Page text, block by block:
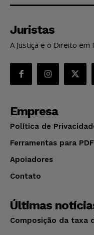
Juristas
A Justiça e o Direito em
Empresa
Política de
Ferramentas para PDF
Apoiadores
Contato
Últimas
Composição da taxa